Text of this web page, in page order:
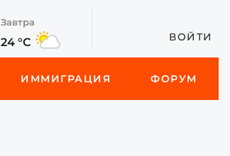
Завтра
24 °C ВОЙТИ
ИММИГРАЦИЯ ФОРУМ